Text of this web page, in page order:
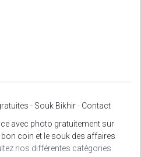
- Souk Bikhir- Contact
avec photo gratuitement sur
coin et le souk des affaires
nos différentes catégories.